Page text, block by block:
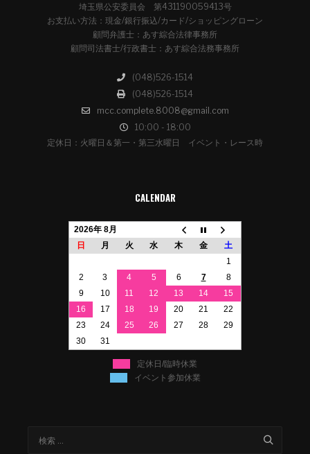
埼玉県公安委員会 第431190059413号
お支払い方法：現金/銀行振込/カード/ショッピングローン
顧問弁護士：あす綜合法律事務所
顧問司法書士/行政書士：あす綜合法務事務所
(048)526-1514
(048)526-1514
mcc.complete.8008@gmail.com
10:00 - 18:00
定休日：火曜日＆第一・第三水曜日 イベント・レース時
CALENDAR
2026年 8月
日
月 火 水 木 金
土
1
2
3 4 5 6 7
8
9
10 11 12 13 14
15
16
17 18 19 20 21
22
23
24 25 26 27 28
29
30
31
定休日/臨時休業
イベント参加休業